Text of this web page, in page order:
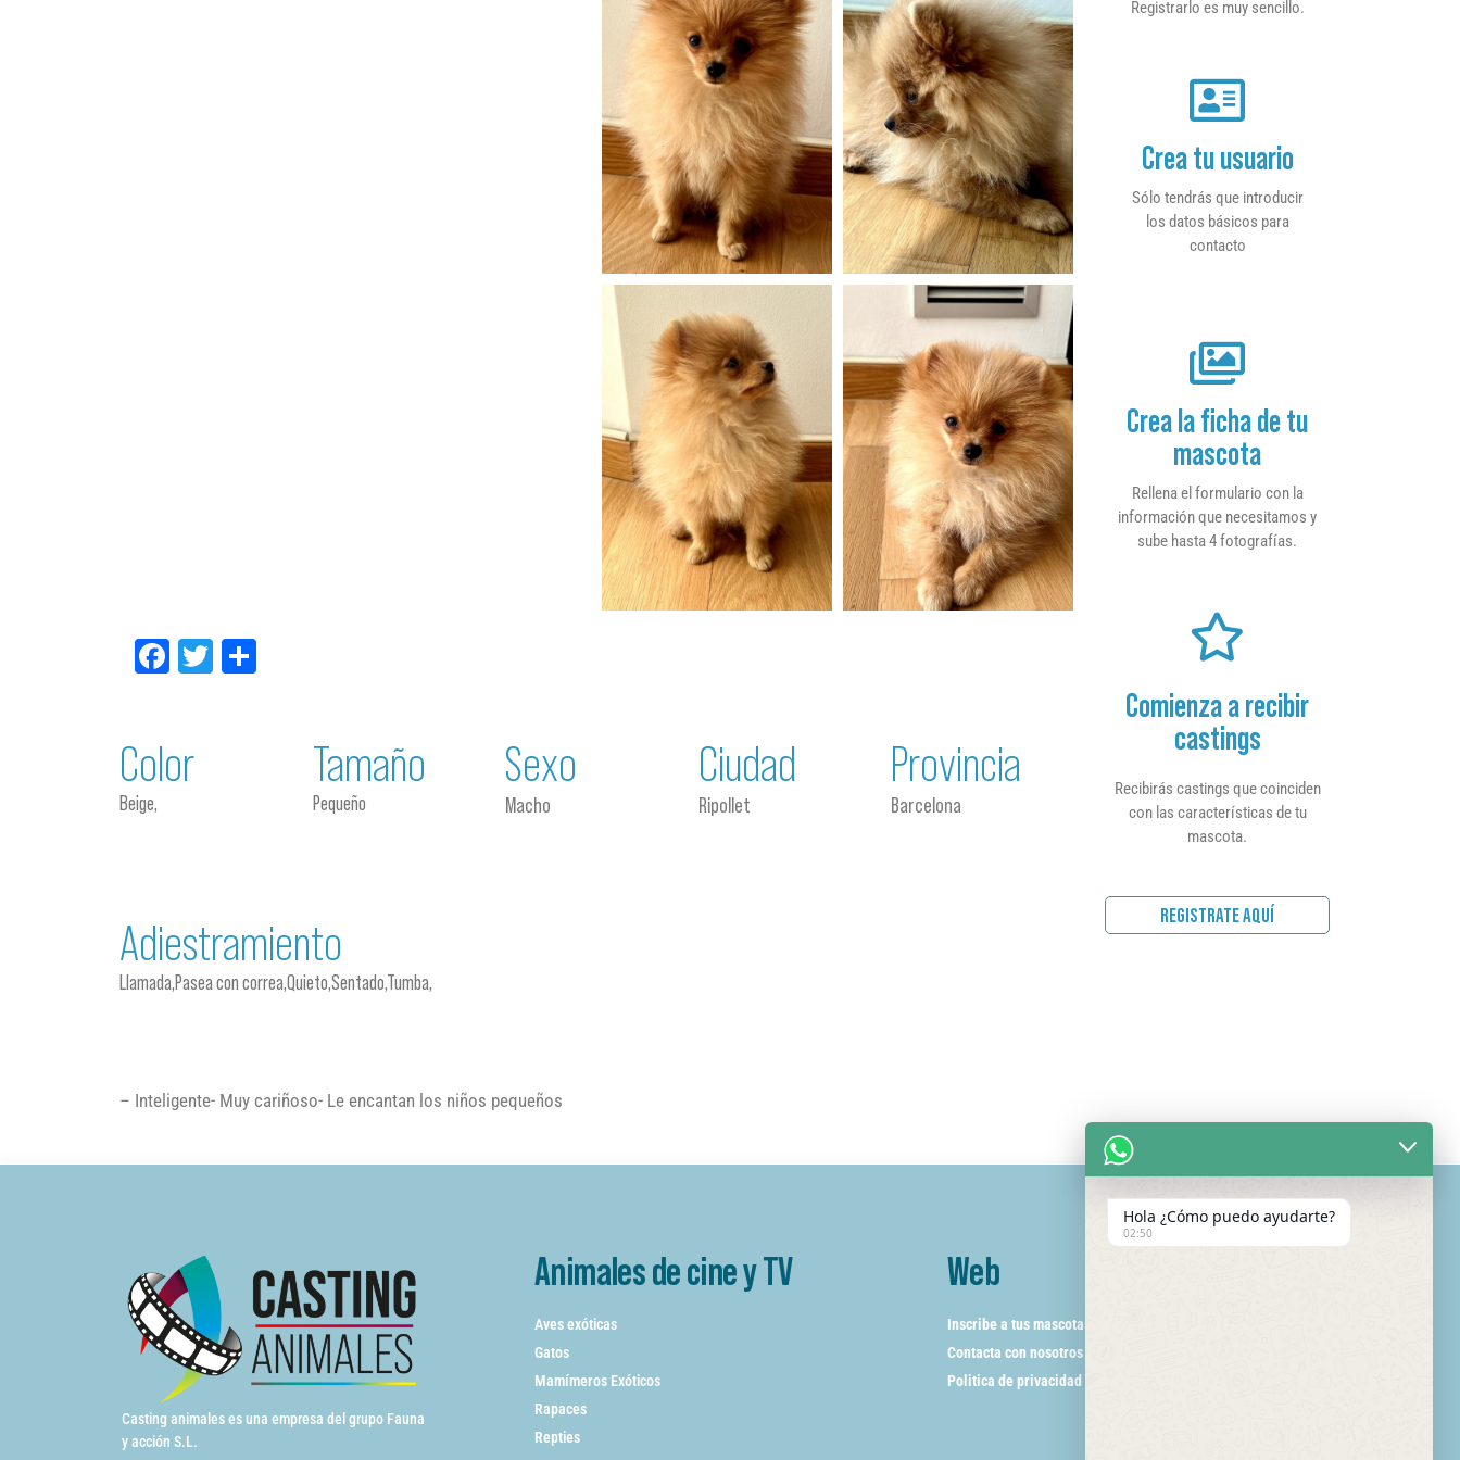
Facebook
Twitter
Color
Beige,
Tamaño
Pequeño
Sexo
Macho
Ciudad
Ripollet
Provincia
Barcelona
Adiestramiento
Llamada,Pasea con correa,Quieto,Sentado,Tumba,
– Inteligente- Muy cariñoso- Le encantan los niños pequeños
Registrarlo es muy sencillo.
Crea tu usuario
Sólo tendrás que introducir
los datos básicos para
contacto
Crea la ficha de tu
mascota
Rellena el formulario con la
información que necesitamos y
sube hasta 4 fotografías.
Comienza a recibir
castings
Recibirás castings que coinciden
con las características de tu
mascota.
REGISTRATE AQUÍ
Casting animales es una empresa del grupo Fauna
y acción S.L.
Animales de cine y TV
Aves exóticas
Gatos
Mamímeros Exóticos
Rapaces
Repties
Web
Inscribe a tus mascotas
Contacta con nosotros
Politica de privacidad
Hola ¿Cómo puedo ayudarte?
02:50